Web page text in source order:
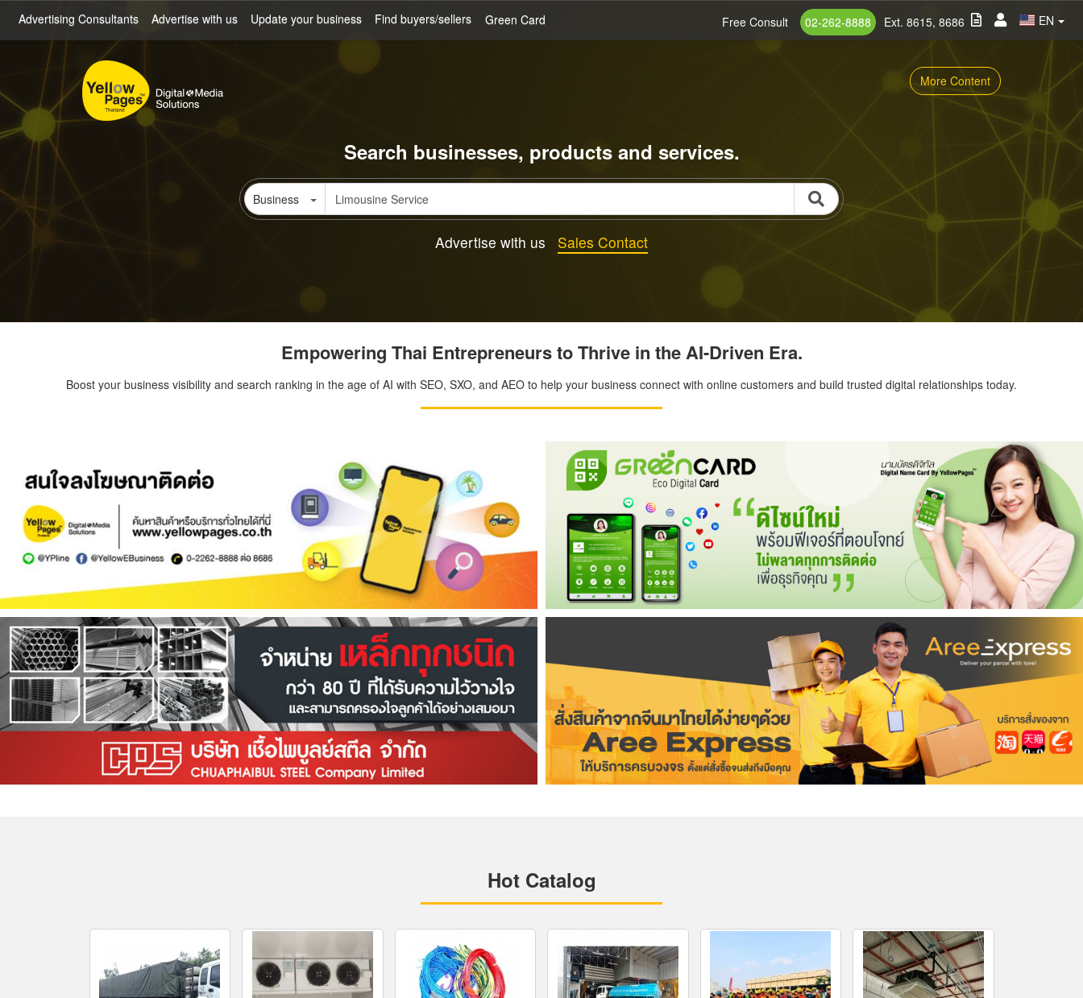
Advertising Consultants Advertise with us Update your business Find buyers/sellers Green Card EN
Free Consult 02-262-8888 Ext. 8615, 8686
More Content
Search businesses, products and services.
Business
Advertise with us Sales Contact
Empowering Thai Entrepreneurs to Thrive in the AI-Driven Era.
Boost your business visibility and search ranking in the age of AI with SEO, SXO, and AEO to help your business connect with online customers and build trusted digital relationships today.
Hot Catalog